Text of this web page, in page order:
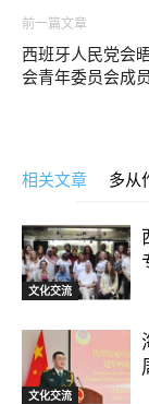
前一篇文章
西班牙人民党会
会青年委员会成员
相关文章 多从
文化交流
文化交流